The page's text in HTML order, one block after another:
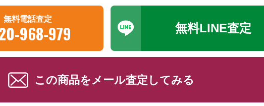
無料電話査定
968-979 無料LINE査定
この商品をメール査定してみる